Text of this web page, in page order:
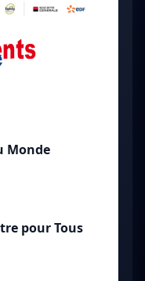
Monde
pour Tous